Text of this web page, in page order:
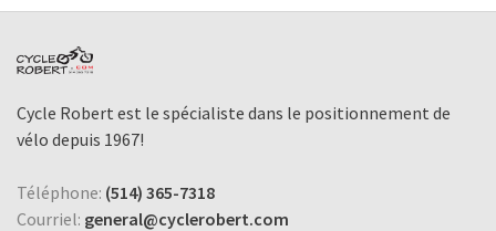
Cycle Robert est le spécialiste dans le positionnement de
vélo depuis 1967!
Téléphone: (514) 365-7318
Courriel: general@cyclerobert.com